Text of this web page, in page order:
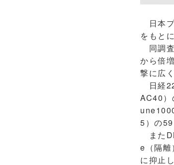
日本
をもと
同調
から倍
撃に広
日経
AC40）
5）の
また
e（隔離
に抑止